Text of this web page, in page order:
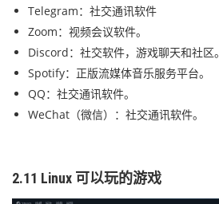
Telegram：社交通讯软件
Zoom：视频会议软件。
Discord：社交软件，游戏聊天和社区。
Spotify： 正版流媒体音乐服务平台。
QQ：社交通讯软件。
WeChat（微信）：社交通讯软件。
2.11 Linux 可以玩的游戏